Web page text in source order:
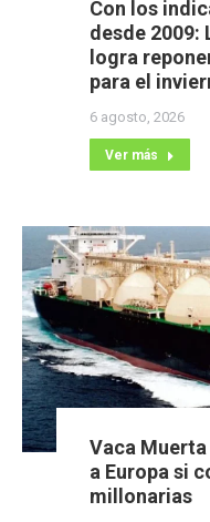
Con los
desde 2009:
logra
para el
6 agosto, 2026
Ver más
Vaca
a Europa si
millonarias